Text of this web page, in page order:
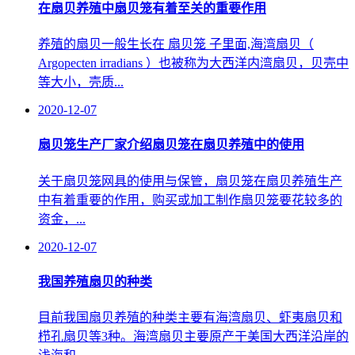
在扇贝养殖中扇贝笼有着至关的重要作用
养殖的扇贝一般生长在 扇贝笼 子里面,海湾扇贝（
Argopecten irradians ）也被称为大西洋内湾扇贝，贝壳中
等大小，壳质...
2020-12-07
扇贝笼生产厂家介绍扇贝笼在扇贝养殖中的使用
关于扇贝笼网具的使用与保管，扇贝笼在扇贝养殖生产
中有着重要的作用，购买或加工制作扇贝笼要花较多的
资金，...
2020-12-07
我国养殖扇贝的种类
目前我国扇贝养殖的种类主要有海湾扇贝、虾夷扇贝和
栉孔扇贝等3种。海湾扇贝主要原产于美国大西洋沿岸的